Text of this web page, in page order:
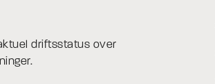
driftsstatus over